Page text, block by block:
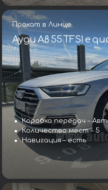
Прокат в Линце
Ауди A8 55 TFSI e
Коробка передач –
Количество мест – 5
Навигация – есть